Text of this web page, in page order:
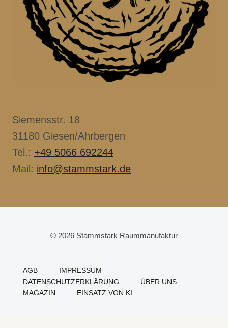
Siemensstr. 18
31180 Giesen/Ahrbergen
Tel.: +49 5066 692244
Mail: info@stammstark.de
© 2026 Stammstark Raummanufaktur
AGB
IMPRESSUM
DATENSCHUTZERKLÄRUNG
ÜBER UNS
MAGAZIN
EINSATZ VON KI